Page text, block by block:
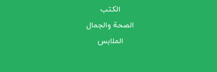
الكتب
الصحة والجمال
الملابس